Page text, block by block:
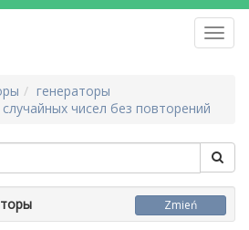
генераторы
чисел без повторений
Zmień